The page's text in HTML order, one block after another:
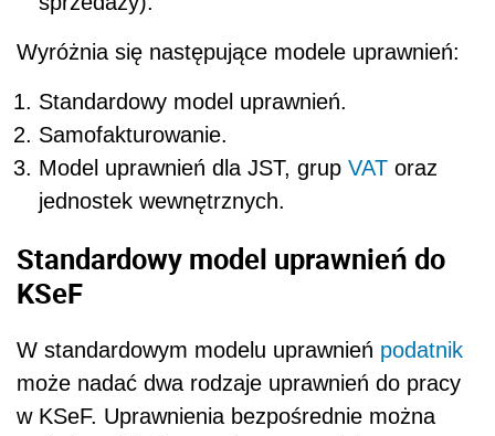
Wyróżnia się następujące modele uprawnień:
Standardowy model uprawnień.
Samofakturowanie.
Model uprawnień dla JST, grup VAT oraz
jednostek wewnętrznych.
Standardowy model uprawnień do
KSeF
W standardowym modelu uprawnień podatnik
może nadać dwa rodzaje uprawnień do pracy
w KSeF. Uprawnienia bezpośrednie można